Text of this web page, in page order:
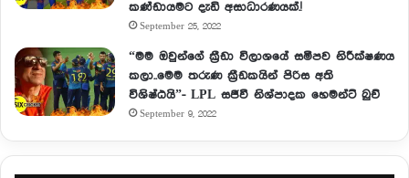
කණ්ඩායමට දැඩි අසාධාරණයක්.!
September 25, 2022
“මම ඔවුන්ගේ ක්‍රීඩා විලාශයේ සමීපව නිරීක්ෂණය
කලා..මෙම තරුණ ක්‍රීඩකයින් පිරිස අති
විශිෂ්ඨයි”- LPL සජීවී නිශ්පාදක හෙමන්ට් බුච්
September 9, 2022